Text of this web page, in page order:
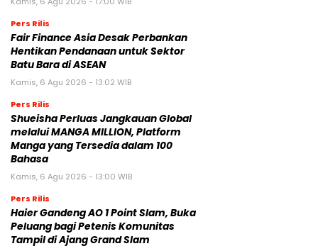
Pers Rilis
Fair Finance Asia Desak Perbankan
Hentikan Pendanaan untuk Sektor
Batu Bara di ASEAN
Kamis, 6 Agu 2026 - 13:02 WIB
Pers Rilis
Shueisha Perluas Jangkauan Global
melalui MANGA MILLION, Platform
Manga yang Tersedia dalam 100
Bahasa
Kamis, 6 Agu 2026 - 13:00 WIB
Pers Rilis
Haier Gandeng AO 1 Point Slam, Buka
Peluang bagi Petenis Komunitas
Tampil di Ajang Grand Slam